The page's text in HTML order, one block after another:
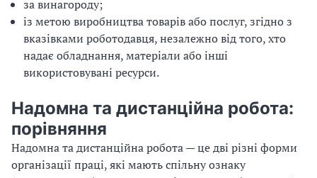
за винагороду;
із метою виробництва товарів або послуг, згідно з
вказівками роботодавця, незалежно від того, хто
надає обладнання, матеріали або інші
використовувані ресурси.
Надомна та дистанційна робота:
порівняння
Надомна та дистанційна робота — це дві різні форми
організації праці, які мають спільну ознаку